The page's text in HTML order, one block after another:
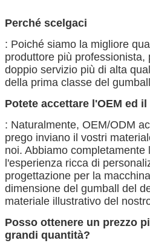
Perché scelgaci
: Poiché siamo la migliore
produttore più professionista,
doppio servizio più di alta
della prima classe del gumball
Potete accettare l'OEM ed il
: Naturalmente, OEM/ODM
prego inviano il vostri
noi. Abbiamo completamente
l'esperienza ricca di
progettazione per la
dimensione del gumball del
materiale illustrativo del
Posso ottenere un prezzo
grandi quantità?